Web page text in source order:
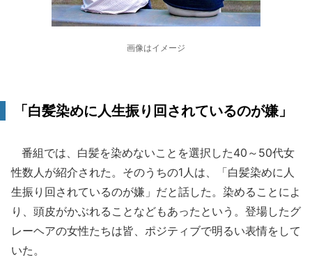
画像はイメージ
「白髪染めに人生振り回されているのが嫌」
番組では、白髪を染めないことを選択した40～50代女
性数人が紹介された。そのうちの1人は、「白髪染めに人
生振り回されているのが嫌」だと話した。染めることによ
り、頭皮がかぶれることなどもあったという。登場したグ
レーヘアの女性たちは皆、ポジティブで明るい表情をして
いた。